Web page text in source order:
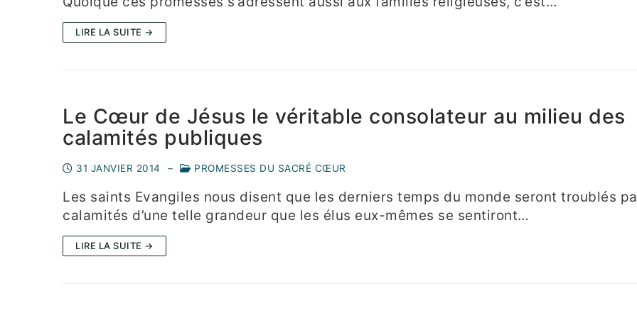
LIRE LA SUITE →
Le Cœur de Jésus le véritable consolateur au milieu des
calamités publiques
31 JANVIER 2014 – PROMESSES DU SACRÉ CŒUR
Les saints Evangiles nous disent que les derniers temps du monde seront troublés
calamités d’une telle grandeur que les élus eux-mêmes se sentiront…
LIRE LA SUITE →